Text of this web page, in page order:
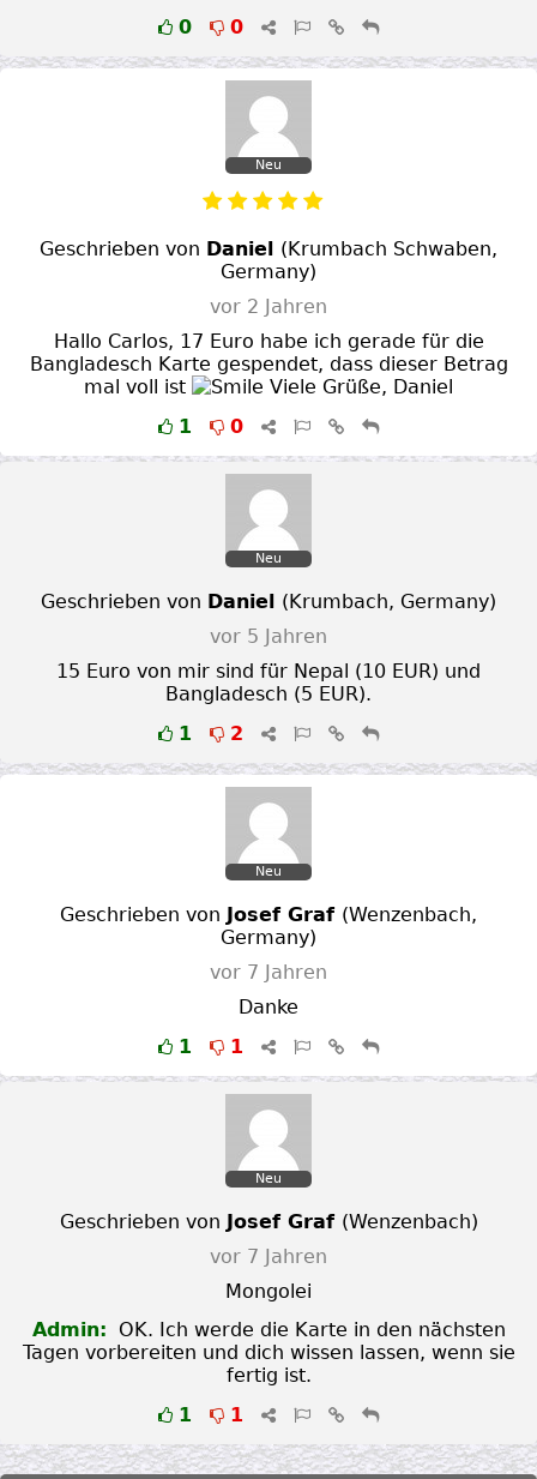
0
0
Neu
Geschrieben von Daniel ( Krumbach Schwaben,
Germany)
vor 2 Jahren
Hallo Carlos, 17 Euro habe ich gerade für die
Bangladesch Karte gespendet, dass dieser Betrag
mal voll ist
Viele Grüße, Daniel
1
0
Neu
Geschrieben von Daniel ( Krumbach, Germany)
vor 5 Jahren
15 Euro von mir sind für Nepal (10 EUR) und
Bangladesch (5 EUR).
1
2
Neu
Geschrieben von Josef Graf (Wenzenbach,
Germany)
vor 7 Jahren
Danke
1
1
Neu
Geschrieben von Josef Graf (Wenzenbach)
vor 7 Jahren
Mongolei
Admin:
OK. Ich werde die Karte in den nächsten
Tagen vorbereiten und dich wissen lassen, wenn sie
fertig ist.
1
1